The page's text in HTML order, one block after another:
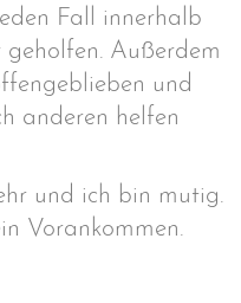
Fall innerhalb
Außerdem
und
anderen helfen
und ich bin mutig.
Vorankommen.